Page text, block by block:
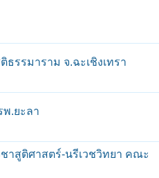
รรมาราม จ.ฉะเชิงเทรา
พ.ยะลา
าสูติศาสตร์-นรีเวชวิทยา คณะ